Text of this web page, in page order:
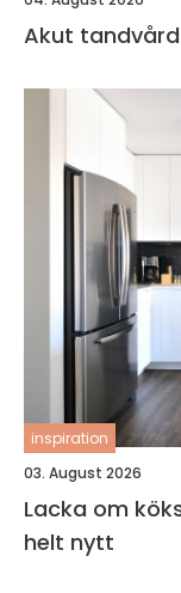
Akut
inspiration
03. August 2026
Lacka om
helt nytt